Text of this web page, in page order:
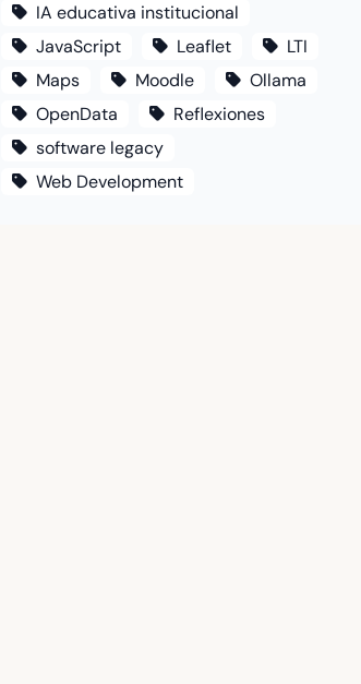
IA educativa institucional
JavaScript
Leaflet
LTI
Maps
Moodle
Ollama
OpenData
Reflexiones
software legacy
Web Development